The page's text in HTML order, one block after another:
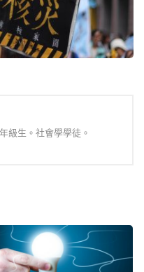
級生。社會學學徒。